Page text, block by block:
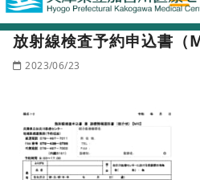
放射線検査予約申込書（
2023/06/23